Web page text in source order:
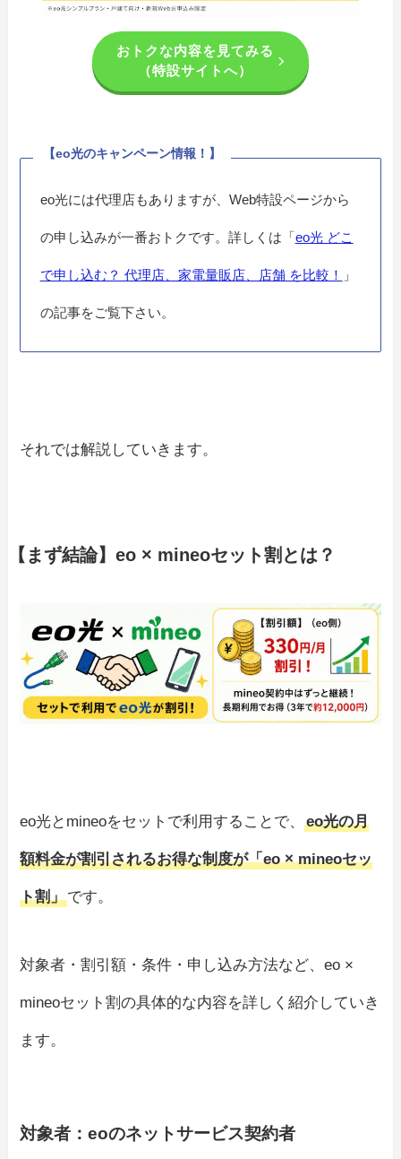
おトクな内容を見てみる
（特設サイトへ）
【eo光のキャンペーン情報！】
eo光には代理店もありますが、Web特設ページから
の申し込みが一番おトクです。詳しくは「 eo光 どこ
で申し込む？ 代理店、家電量販店、店舗 を比較！ 」
の記事をご覧下さい。
それでは解説していきます。
【まず結論】eo × mineoセット割とは？
eo光とmineoをセットで利用することで、eo光の月
額料金が割引されるお得な制度が「eo × mineoセッ
ト割」です。
対象者・割引額・条件・申し込み方法など、eo ×
mineoセット割の具体的な内容を詳しく紹介していき
ます。
対象者：eoのネットサービス契約者